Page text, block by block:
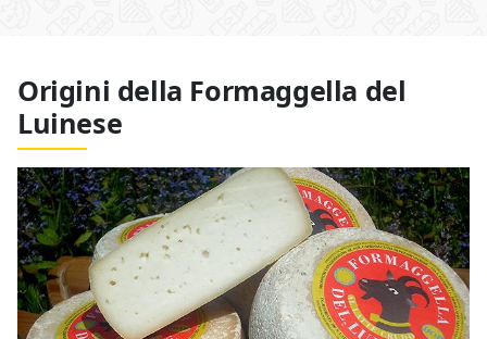
Origini della Formaggella del
Luinese